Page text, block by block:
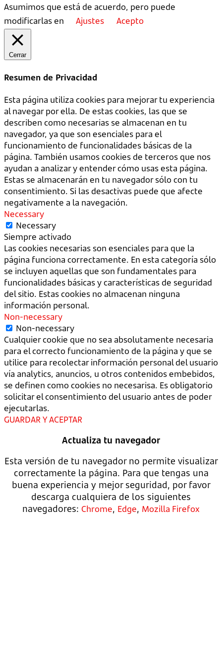
Asumimos que está de acuerdo, pero puede
modificarlas en
Ajustes Acepto
Cerrar
Resumen de Privacidad
Esta página utiliza cookies para mejorar tu experiencia
al navegar por ella. De estas cookies, las que se
describen como necesarias se almacenan en tu
navegador, ya que son esenciales para el
funcionamiento de funcionalidades básicas de la
página. También usamos cookies de terceros que nos
ayudan a analizar y entender cómo usas esta página.
Estas se almacenarán en tu navegador sólo con tu
consentimiento. Si las desactivas puede que afecte
negativamente a la navegación.
Necessary
Necessary
Siempre activado
Las cookies necesarias son esenciales para que la
página funciona correctamente. En esta categoría sólo
se incluyen aquellas que son fundamentales para
funcionalidades básicas y características de seguridad
del sitio. Estas cookies no almacenan ninguna
información personal.
Non-necessary
Non-necessary
Cualquier cookie que no sea absolutamente necesaria
para el correcto funcionamiento de la página y que se
utilice para recolectar información personal del usuario
vía analytics, anuncios, u otros contenidos embebidos,
se definen como cookies no necesarisa. Es obligatorio
solicitar el consentimiento del usuario antes de poder
ejecutarlas.
GUARDAR Y ACEPTAR
Actualiza tu navegador
Esta versión de tu navegador no permite visualizar
correctamente la página. Para que tengas una
buena experiencia y mejor seguridad, por favor
descarga cualquiera de los siguientes
navegadores: Chrome, Edge, Mozilla Firefox